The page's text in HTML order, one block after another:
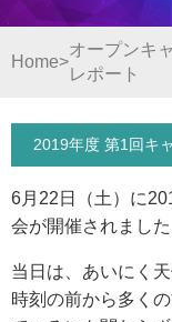
出願の流れ
オープンキ
ニュース
デジタルパ
アクセス
Home
オープンキ
レポート
2019年度 第1回キ
6月22日（土）に
会が開催されました
当日は、あいにく
時刻の前から多く